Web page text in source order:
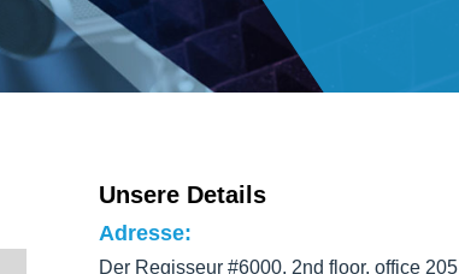
Unsere Details
Adresse:
Der Regisseur #6000, 2nd floor, office 205